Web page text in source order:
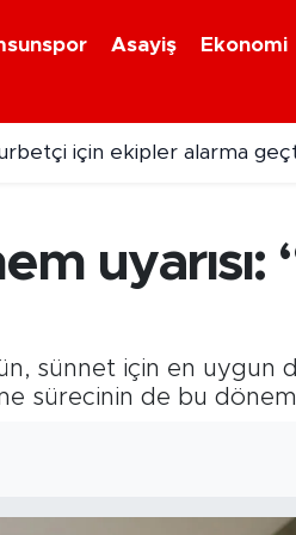
Asayiş
Ekonomi
için ekipler alarma
uyarısı:
sünnet için en uygun
sürecinin de bu